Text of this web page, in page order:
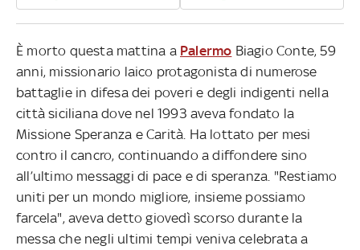
È morto questa mattina a Palermo Biagio Conte, 59
anni, missionario laico protagonista di numerose
battaglie in difesa dei poveri e degli indigenti nella
città siciliana dove nel 1993 aveva fondato la
Missione Speranza e Carità. Ha lottato per mesi
contro il cancro, continuando a diffondere sino
all’ultimo messaggi di pace e di speranza. "Restiamo
uniti per un mondo migliore, insieme possiamo
farcela", aveva detto giovedì scorso durante la
messa che negli ultimi tempi veniva celebrata a